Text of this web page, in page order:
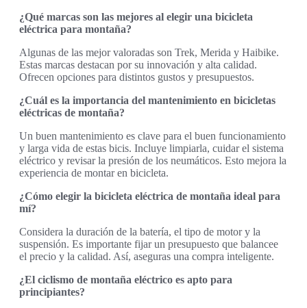
¿Qué marcas son las mejores al elegir una bicicleta
eléctrica para montaña?
Algunas de las mejor valoradas son Trek, Merida y Haibike.
Estas marcas destacan por su innovación y alta calidad.
Ofrecen opciones para distintos gustos y presupuestos.
¿Cuál es la importancia del mantenimiento en bicicletas
eléctricas de montaña?
Un buen mantenimiento es clave para el buen funcionamiento
y larga vida de estas bicis. Incluye limpiarla, cuidar el sistema
eléctrico y revisar la presión de los neumáticos. Esto mejora la
experiencia de montar en bicicleta.
¿Cómo elegir la bicicleta eléctrica de montaña ideal para
mí?
Considera la duración de la batería, el tipo de motor y la
suspensión. Es importante fijar un presupuesto que balancee
el precio y la calidad. Así, aseguras una compra inteligente.
¿El ciclismo de montaña eléctrico es apto para
principiantes?